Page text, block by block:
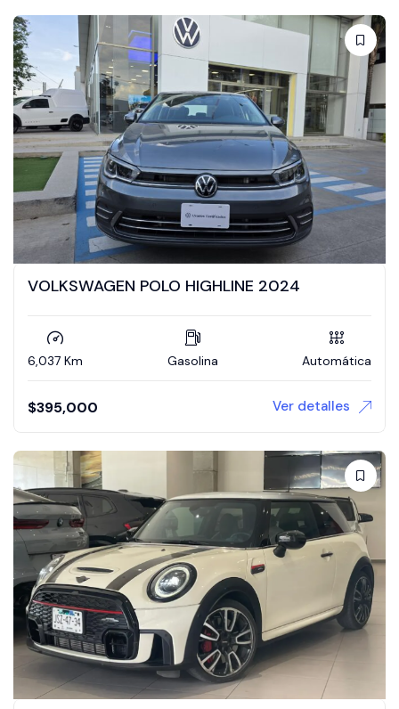
VOLKSWAGEN POLO HIGHLINE 2024
6,037 Km Gasolina Automática
$395,000 Ver detalles